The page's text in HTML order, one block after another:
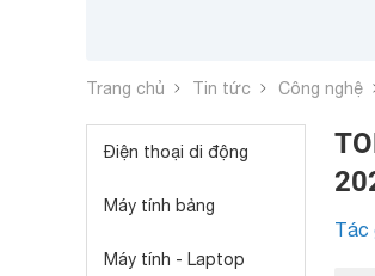
Trang chủ Tin tức Công nghệ
Điện thoại di động
Máy tính bảng
Máy tính - Laptop
Tác